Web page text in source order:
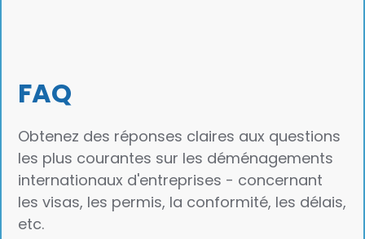
FAQ
Obtenez des réponses claires aux questions
les plus courantes sur les déménagements
internationaux d'entreprises - concernant
les visas, les permis, la conformité, les délais,
etc.